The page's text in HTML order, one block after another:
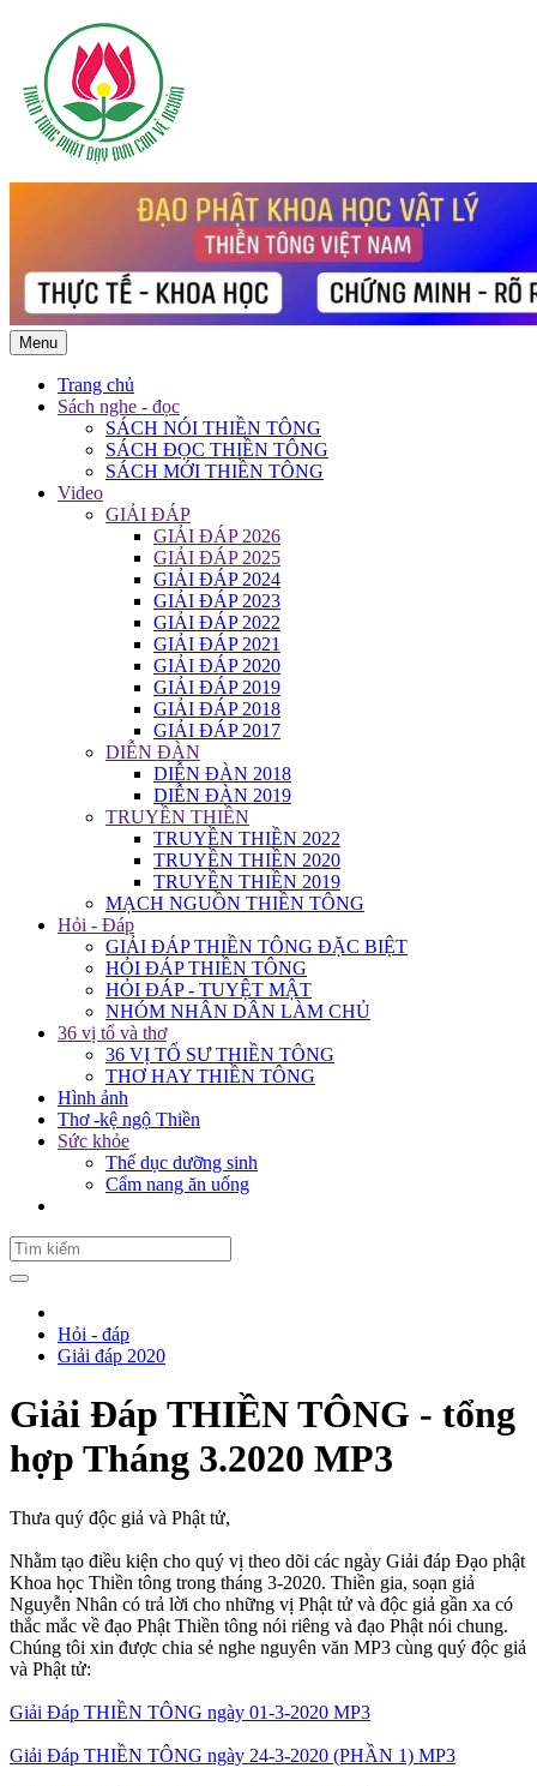
Menu
Trang chủ
Sách nghe - đọc
SÁCH NÓI THIỀN TÔNG
SÁCH ĐỌC THIỀN TÔNG
SÁCH MỚI THIỀN TÔNG
Video
GIẢI ĐÁP
GIẢI ĐÁP 2026
GIẢI ĐÁP 2025
GIẢI ĐÁP 2024
GIẢI ĐÁP 2023
GIẢI ĐÁP 2022
GIẢI ĐÁP 2021
GIẢI ĐÁP 2020
GIẢI ĐÁP 2019
GIẢI ĐÁP 2018
GIẢI ĐÁP 2017
DIỄN ĐÀN
DIỄN ĐÀN 2018
DIỄN ĐÀN 2019
TRUYỀN THIỀN
TRUYỀN THIỀN 2022
TRUYỀN THIỀN 2020
TRUYỀN THIỀN 2019
MẠCH NGUỒN THIỀN TÔNG
Hỏi - Đáp
GIẢI ĐÁP THIỀN TÔNG ĐẶC BIỆT
HỎI ĐÁP THIỀN TÔNG
HỎI ĐÁP - TUYỆT MẬT
NHÓM NHÂN DÂN LÀM CHỦ
36 vị tổ và thơ
36 VỊ TỔ SƯ THIỀN TÔNG
THƠ HAY THIỀN TÔNG
Hình ảnh
Thơ -kệ ngộ Thiền
Sức khỏe
Thế dục dưỡng sinh
Cẩm nang ăn uống
Hỏi - đáp
Giải đáp 2020
Giải Đáp THIỀN TÔNG - tổng
hợp Tháng 3.2020 MP3
Thưa quý độc giả và Phật tử,
Nhằm tạo điều kiện cho quý vị theo dõi các ngày Giải đáp Đạo phật
Khoa học Thiền tông trong tháng 3-2020. Thiền gia, soạn giả
Nguyễn Nhân có trả lời cho những vị Phật tử và độc giả gần xa có
thắc mắc về đạo Phật Thiền tông nói riêng và đạo Phật nói chung.
Chúng tôi xin được chia sẻ nghe nguyên văn MP3 cùng quý độc giả
và Phật tử:
Giải Đáp THIỀN TÔNG ngày 01-3-2020 MP3
Giải Đáp THIỀN TÔNG ngày 24-3-2020 (PHẦN 1) MP3